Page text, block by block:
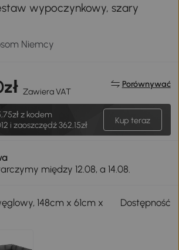
wypoczynkowy, szary
Niemcy
Zawiera VAT
Porównywać
z kodem
i zaoszczędź 362,15zł
Kup teraz
między 12.08, a 14.08.
148cm x 61cm x
Dostępność